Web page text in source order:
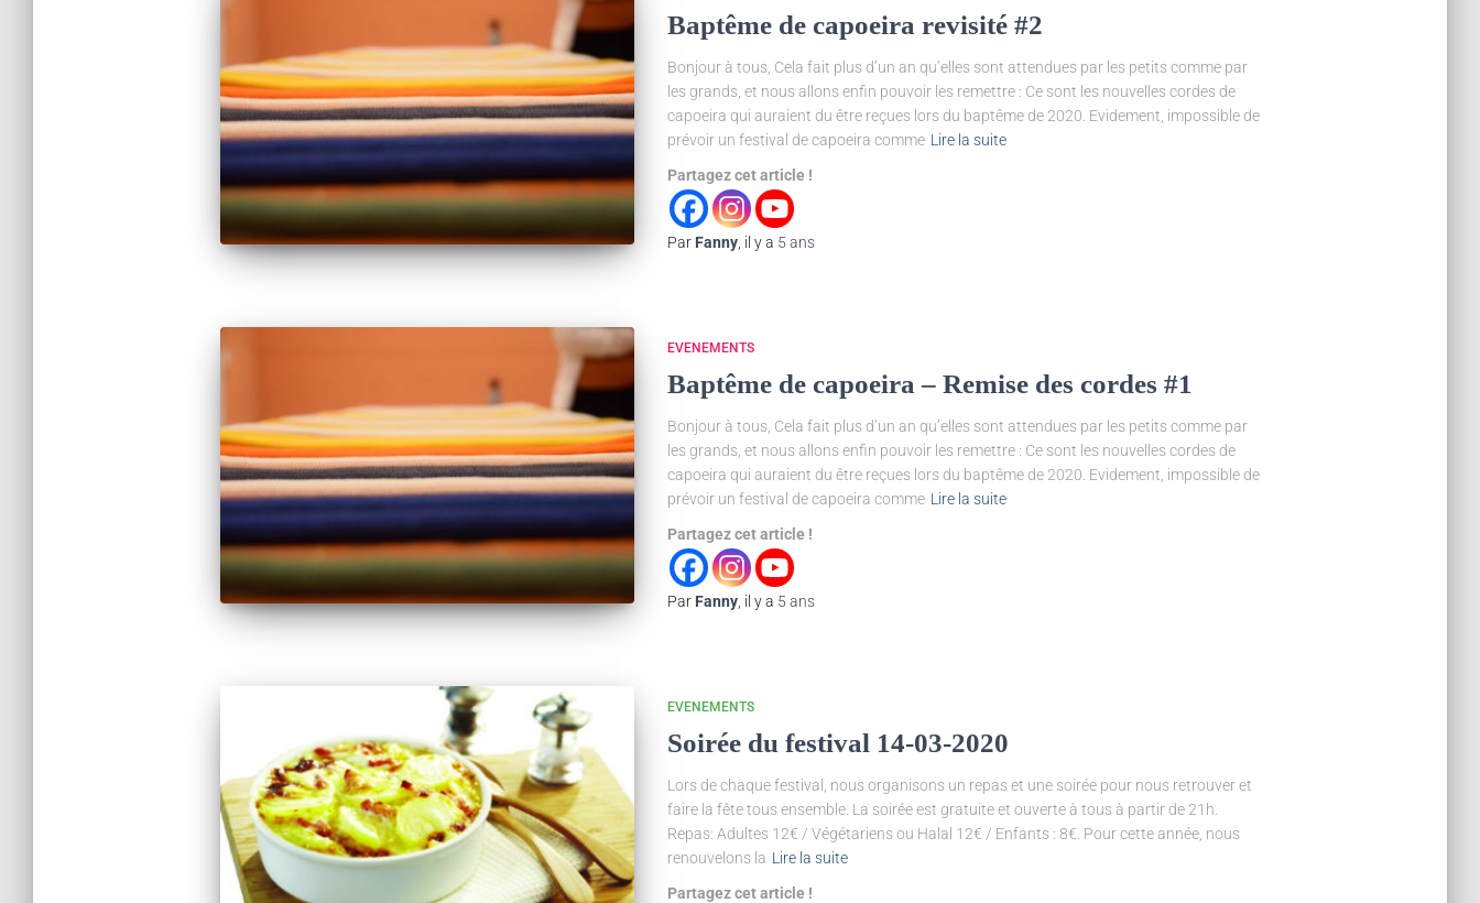
Baptême de capoeira revisité #2
Bonjour à tous, Cela fait plus d’un an qu’elles sont attendues par les petits comme par
les grands, et nous allons enfin pouvoir les remettre : Ce sont les nouvelles cordes de
capoeira qui auraient du être reçues lors du baptême de 2020. Evidement, impossible de
prévoir un festival de capoeira comme Lire la suite
Partagez cet article !
Par Fanny, il y a 5 ans
EVENEMENTS
Baptême de capoeira – Remise des cordes #1
Bonjour à tous, Cela fait plus d’un an qu’elles sont attendues par les petits comme par
les grands, et nous allons enfin pouvoir les remettre : Ce sont les nouvelles cordes de
capoeira qui auraient du être reçues lors du baptême de 2020. Evidement, impossible de
prévoir un festival de capoeira comme Lire la suite
Partagez cet article !
Par Fanny, il y a 5 ans
EVENEMENTS
Soirée du festival 14-03-2020
Lors de chaque festival, nous organisons un repas et une soirée pour nous retrouver et
faire la fête tous ensemble. La soirée est gratuite et ouverte à tous à partir de 21h.
Repas: Adultes 12€ / Végétariens ou Halal 12€ / Enfants : 8€. Pour cette année, nous
renouvelons la Lire la suite
Partagez cet article !